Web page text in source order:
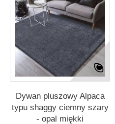
Dywan pluszowy Alpaca
typu shaggy ciemny szary
- opal miękki